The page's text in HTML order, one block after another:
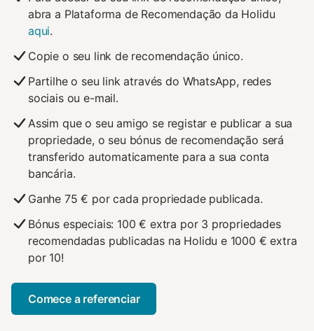
abra a Plataforma de Recomendação da Holidu
aqui.
Copie o seu link de recomendação único.
Partilhe o seu link através do WhatsApp, redes
sociais ou e-mail.
Assim que o seu amigo se registar e publicar a sua
propriedade, o seu bónus de recomendação será
transferido automaticamente para a sua conta
bancária.
Ganhe 75 € por cada propriedade publicada.
Bónus especiais: 100 € extra por 3 propriedades
recomendadas publicadas na Holidu e 1000 € extra
por 10!
Comece a referenciar